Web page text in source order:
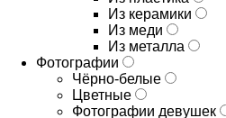
Из керамики
Из меди
Из металла
Фотографии
Чёрно-белые
Цветные
Фотографии девушек